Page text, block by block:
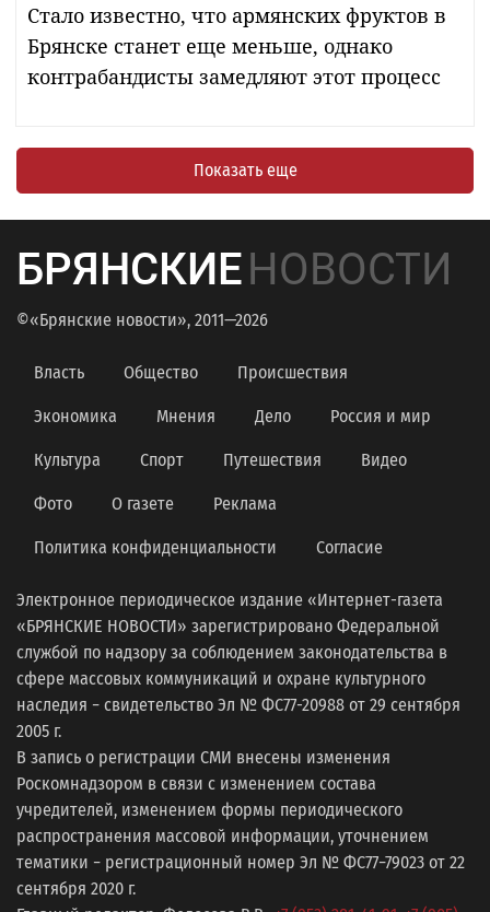
Стало известно, что армянских фруктов в
Брянске станет еще меньше, однако
контрабандисты замедляют этот процесс
Показать еще
БРЯНСКИЕНОВОСТИ
©«Брянские новости», 2011—2026
Власть Общество Происшествия
Экономика Мнения Дело Россия и мир
Культура Спорт Путешествия Видео
Фото О газете Реклама
Политика конфиденциальности Согласие
Электронное периодическое издание «Интернет-газета
«БРЯНСКИЕ НОВОСТИ» зарегистрировано Федеральной
службой по надзору за соблюдением законодательства в
сфере массовых коммуникаций и охране культурного
наследия − свидетельство Эл № ФС77-20988 от 29 сентября
2005 г.
В запись о регистрации СМИ внесены изменения
Роскомнадзором в связи с изменением состава
учредителей, изменением формы периодического
распространения массовой информации, уточнением
тематики − регистрационный номер Эл № ФС77−79023 от 22
сентября 2020 г.